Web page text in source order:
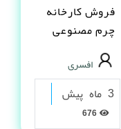
فروش کارخانه
چرم مصنوعى
PVC در شیراز
افسری
3 ماه پیش